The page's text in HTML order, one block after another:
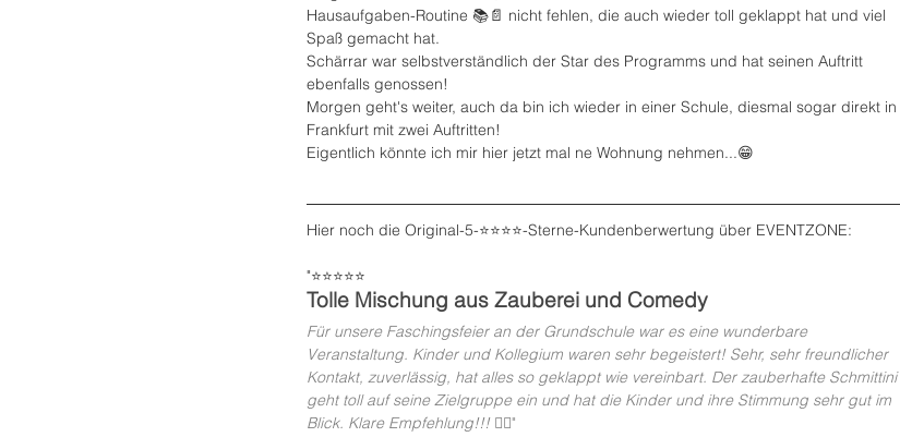
Hausaufgaben-Routine 📚📄 nicht fehlen, die auch wieder toll geklappt hat und viel
Spaß gemacht hat.
Schärrar war selbstverständlich der Star des Programms und hat seinen Auftritt
ebenfalls genossen!
Morgen geht's weiter, auch da bin ich wieder in einer Schule, diesmal sogar direkt in
Frankfurt mit zwei Auftritten!
Eigentlich könnte ich mir hier jetzt mal ne Wohnung nehmen...😁
Hier noch die Original-5-⭐️⭐️⭐️⭐️-Sterne-Kundenberwertung über EVENTZONE:
"⭐️⭐️⭐️⭐️⭐️
Tolle Mischung aus Zauberei und Comedy
Für unsere Faschingsfeier an der Grundschule war es eine wunderbare
Veranstaltung. Kinder und Kollegium waren sehr begeistert! Sehr, sehr freundlicher
Kontakt, zuverlässig, hat alles so geklappt wie vereinbart. Der zauberhafte Schmittini
geht toll auf seine Zielgruppe ein und hat die Kinder und ihre Stimmung sehr gut im
Blick. Klare Empfehlung!!! 👍🏼"